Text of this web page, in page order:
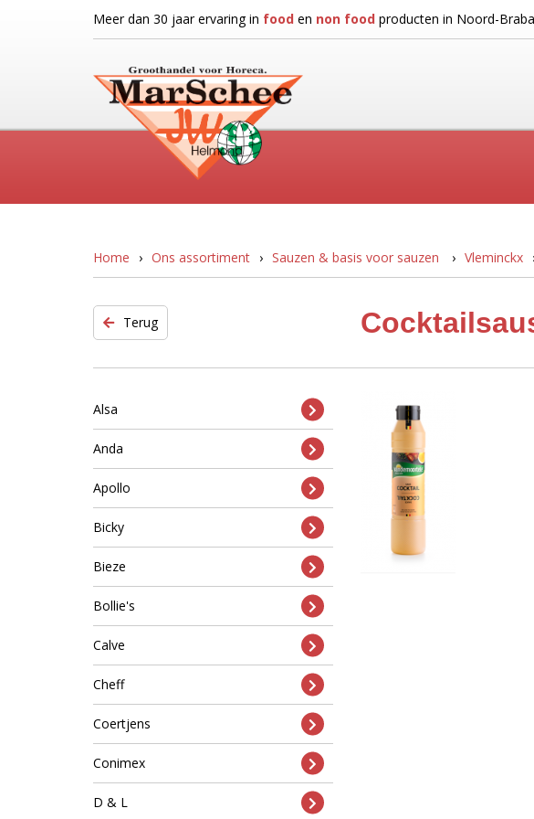
Meer dan 30 jaar ervaring in food en non food producten in Noord-
Home Ons assortiment Sauzen & basis voor sauzen Vleminckx
Terug
Alsa
Anda
Apollo
Bicky
Bieze
Bollie's
Calve
Cheff
Coertjens
Conimex
D & L